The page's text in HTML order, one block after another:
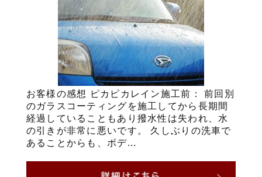
お客様の感想 ピカピカレイン施工前： 前回別
のガラスコーティングを施工してから長期間
経過していることもあり撥水性は失われ、水
の引きが非常に悪いです。 久しぶりの洗車で
あることからも、ボデ...